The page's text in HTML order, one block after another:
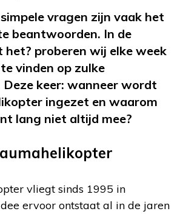
vragen zijn vaak het
beantwoorden. In de
het? proberen wij elke week
vinden op zulke
keer: wanneer wordt
ingezet en waarom
lang niet altijd mee?
vliegt sinds 1995 in
ervoor ontstaat al in de jaren